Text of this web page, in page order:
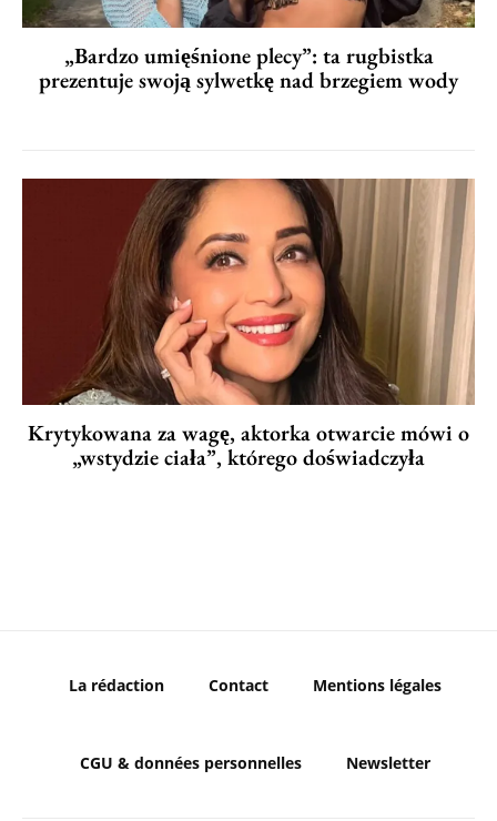
„Bardzo umięśnione plecy”: ta rugbistka
prezentuje swoją sylwetkę nad brzegiem wody
Krytykowana za wagę, aktorka otwarcie mówi o
„wstydzie ciała”, którego doświadczyła
La rédaction Contact Mentions légales
CGU & données personnelles Newsletter